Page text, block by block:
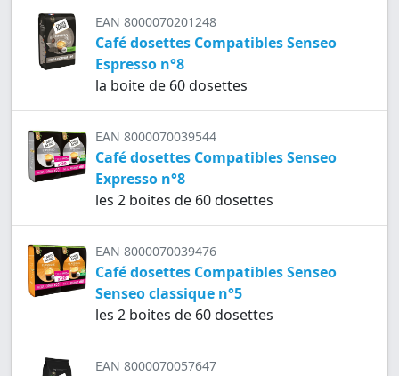
EAN 8000070201248
Café dosettes Compatibles Senseo
Espresso n°8
la boite de 60 dosettes
EAN 8000070039544
Café dosettes Compatibles Senseo
Expresso n°8
les 2 boites de 60 dosettes
EAN 8000070039476
Café dosettes Compatibles Senseo
Senseo classique n°5
les 2 boites de 60 dosettes
EAN 8000070057647